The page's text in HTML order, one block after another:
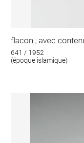
flacon ; avec
641 / 1952
(époque islamique)